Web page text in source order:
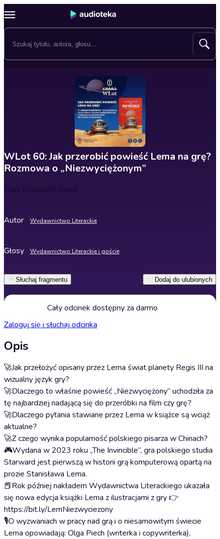
WLot 60: Jak przerobić powieść Lema na grę?
Rozmowa o „Niezwyciężonym”
Czas trwania39 minut
Autor Wydawnictwo Literackie
Głosy Wydawnictwo Literackie i goście
Słuchaj fragmentu Dodaj do ulubionych
Cały odcinek dostępny za darmo
Zaloguj się i słuchaj odcinka
Opis
🚀Jak przełożyć opisany przez Lema świat planety Regis III na
wizualny język gry?
🚀Dlaczego to właśnie powieść „Niezwyciężony” uchodziła za
tę najbardziej nadającą się do przeróbki na film czy grę?
🚀Dlaczego pytania stawiane przez Lema w książce są wciąż
aktualne?
🚀Z czego wynika popularność polskiego pisarza w Chinach?
🎮Wydana w 2023 roku „The Invincible”, gra polskiego studia
Starward jest pierwszą w historii grą komputerową opartą na
prozie Stanisława Lema.
📕Rok później nakładem Wydawnictwa Literackiego ukazała
się nowa edycja książki Lema z ilustracjami z gry 👉
https://bit.ly/LemNiezwyciezony
🎙️O wyzwaniach w pracy nad grą i o niesamowitym świecie
Lema opowiadają: Olga Piech (writerka i copywriterka),